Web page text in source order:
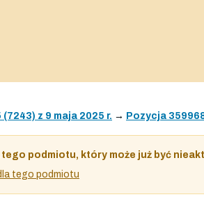
z 9 maja 2025 r. → Pozycja
podmiotu, który może już być
tego podmiotu